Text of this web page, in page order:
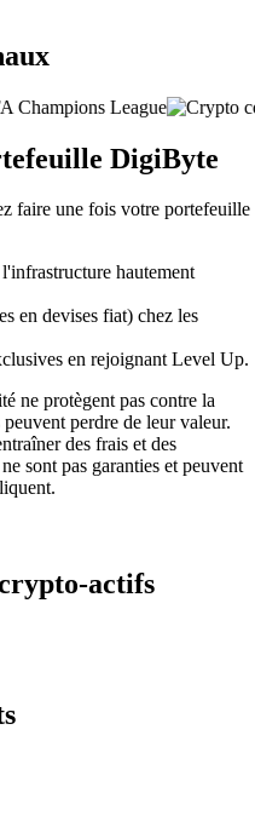
DigiByte
faire une fois votre portefeuille
hautement
en devises fiat) chez les
en rejoignant Level Up.
ne protègent pas contre la
perdre de leur valeur.
des frais et des
sont pas garanties et peuvent
actifs